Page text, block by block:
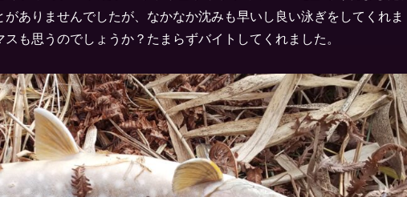
ありませんでしたが、なかなか沈みも早いし良い泳ぎをしてくれま
も思うのでしょうか？たまらずバイトしてくれました。